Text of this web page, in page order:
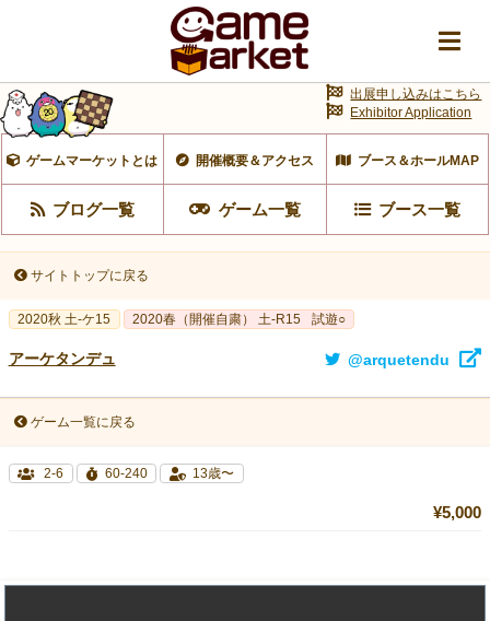
ゲームマーケットとは 開催概要＆アクセス ブース＆ホールMAP
ブログ一覧 ゲーム一覧 ブース一覧
出展申し込みはこちら
Exhibitor Application
サイトトップに戻る
2020秋 土-ケ15 2020春（開催自粛） 土-R15 試遊○
アーケタンデュ @arquetendu
ゲーム一覧に戻る
2-6 60-240 13歳〜
¥5,000